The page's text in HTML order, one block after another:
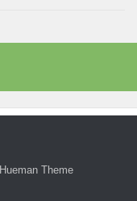
Hueman Theme